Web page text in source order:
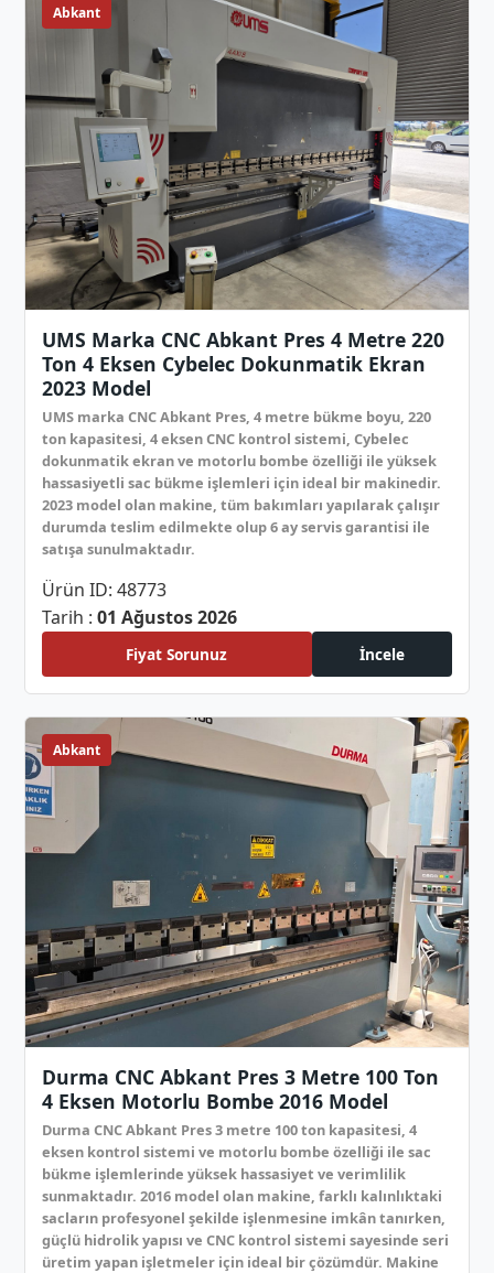
Abkant
UMS Marka CNC Abkant Pres 4 Metre 220
Ton 4 Eksen Cybelec Dokunmatik Ekran
2023 Model
UMS marka CNC Abkant Pres, 4 metre bükme boyu, 220
ton kapasitesi, 4 eksen CNC kontrol sistemi, Cybelec
dokunmatik ekran ve motorlu bombe özelliği ile yüksek
hassasiyetli sac bükme işlemleri için ideal bir makinedir.
2023 model olan makine, tüm bakımları yapılarak çalışır
durumda teslim edilmekte olup 6 ay servis garantisi ile
satışa sunulmaktadır.
Ürün ID: 48773
Tarih :01 Ağustos 2026
Fiyat Sorunuz İncele
Abkant
Durma CNC Abkant Pres 3 Metre 100 Ton
4 Eksen Motorlu Bombe 2016 Model
Durma CNC Abkant Pres 3 metre 100 ton kapasitesi, 4
eksen kontrol sistemi ve motorlu bombe özelliği ile sac
bükme işlemlerinde yüksek hassasiyet ve verimlilik
sunmaktadır. 2016 model olan makine, farklı kalınlıktaki
sacların profesyonel şekilde işlenmesine imkân tanırken,
güçlü hidrolik yapısı ve CNC kontrol sistemi sayesinde seri
üretim yapan işletmeler için ideal bir çözümdür. Makine